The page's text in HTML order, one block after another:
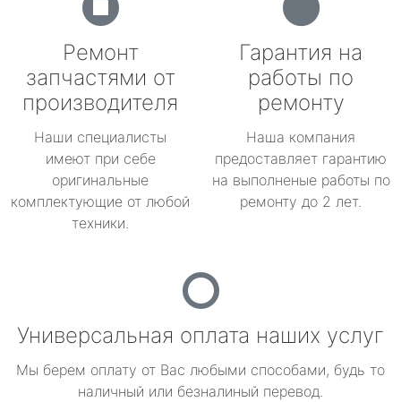
Ремонт
запчастями от
производителя
Наши специалисты
имеют при себе
оригинальные
комплектующие от любой
техники.
Гарантия на
работы по
ремонту
Наша компания
предоставляет гарантию
на выполненые работы по
ремонту до 2 лет.
Универсальная оплата наших услуг
Мы берем оплату от Вас любыми способами, будь то
наличный или безналиный перевод.